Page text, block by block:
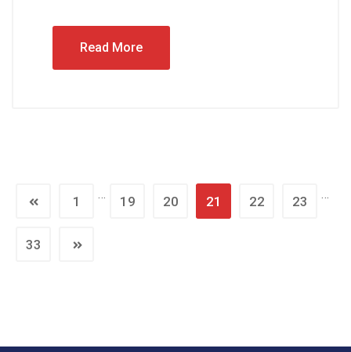
Read More
1 … 19 20 21 22 23 …
33